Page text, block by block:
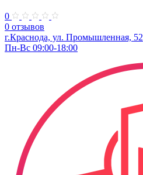
0
0 отзывов
г.Краснода, ул. Промышленная, 52
Пн-Вс 09:00-18:00